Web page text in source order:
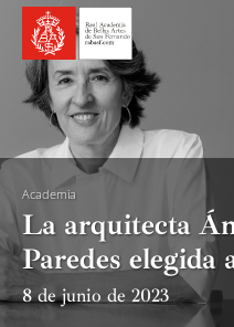
contenido
Academia
La arquitecta
Paredes elegida
8 de junio de 2023